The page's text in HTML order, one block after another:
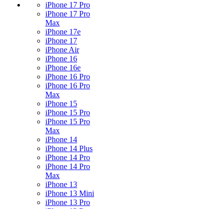
iPhone 17 Pro
iPhone 17 Pro
Max
iPhone 17e
iPhone 17
iPhone Air
iPhone 16
iPhone 16e
iPhone 16 Pro
iPhone 16 Pro
Max
iPhone 15
iPhone 15 Pro
iPhone 15 Pro
Max
iPhone 14
iPhone 14 Plus
iPhone 14 Pro
iPhone 14 Pro
Max
iPhone 13
iPhone 13 Mini
iPhone 13 Pro